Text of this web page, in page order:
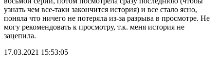
узнать чем все-таки закончится история) и все стало ясно,
поняла что ничего не потеряла из-за разрыва в просмотре. Не
могу рекомендовать к просмотру, т.к. меня история не
зацепила.
17.03.2021 15:53:05